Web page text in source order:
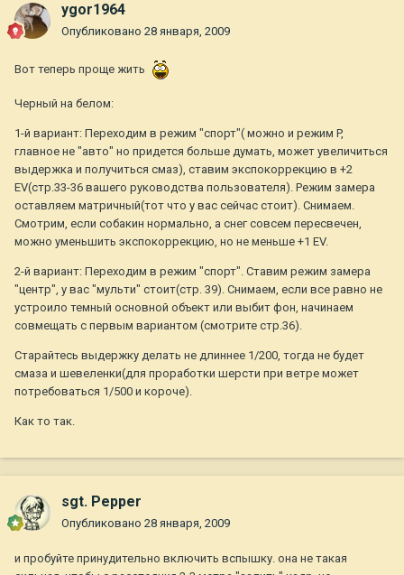
ygor1964
Опубликовано 28 января, 2009
Вот теперь проще жить
Черный на белом:
1-й вариант: Переходим в режим "спорт"( можно и режим P,
главное не "авто" но придется больше думать, может увеличиться
выдержка и получиться смаз), ставим экспокоррекцию в +2
EV(стр.33-36 вашего руководства пользователя). Режим замера
оставляем матричный(тот что у вас сейчас стоит). Снимаем.
Смотрим, если собакин нормально, а снег совсем пересвечен,
можно уменьшить экспокоррекцию, но не меньше +1 EV.
2-й вариант: Переходим в режим "спорт". Ставим режим замера
"центр", у вас "мульти" стоит(стр. 39). Снимаем, если все равно не
устроило темный основной объект или выбит фон, начинаем
совмещать с первым вариантом (смотрите стр.36).
Старайтесь выдержку делать не длиннее 1/200, тогда не будет
смаза и шевеленки(для проработки шерсти при ветре может
потребоваться 1/500 и короче).
Как то так.
sgt. Pepper
Опубликовано 28 января, 2009
и пробуйте принудительно включить вспышку. она не такая